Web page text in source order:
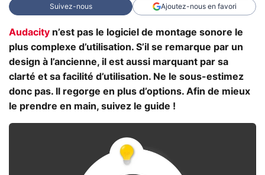
Suivez-nous Ajoutez-nous en favori
Audacity n’est pas le logiciel de montage sonore le
plus complexe d’utilisation. S’il se remarque par un
design à l’ancienne, il est aussi marquant par sa
clarté et sa facilité d’utilisation. Ne le sous-estimez
donc pas. Il regorge en plus d’options. Afin de mieux
le prendre en main, suivez le guide !